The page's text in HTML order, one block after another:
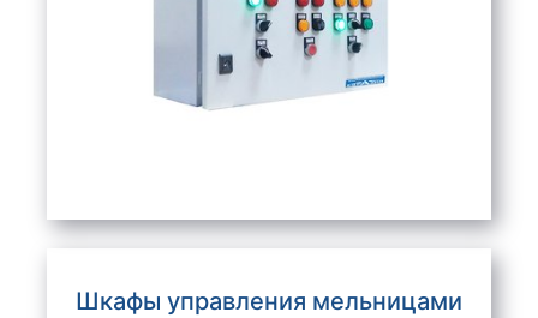
Шкафы управления мельницами